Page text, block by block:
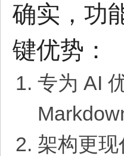
确实，功
键优势：
专为 AI
架构更